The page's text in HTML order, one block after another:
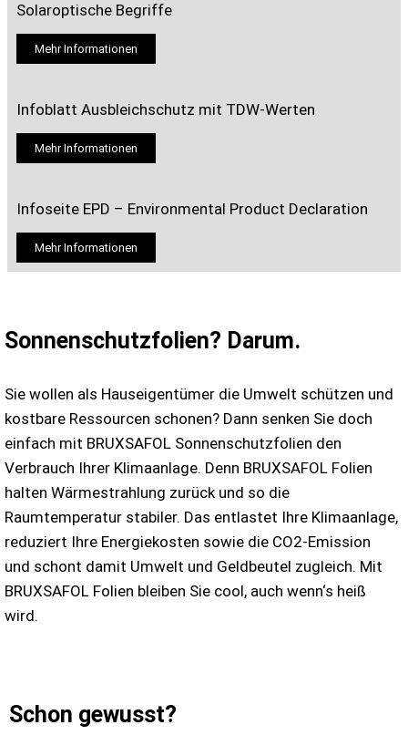
Solaroptische Begriffe
Mehr Informationen
Infoblatt Ausbleichschutz mit TDW-Werten
Mehr Informationen
Infoseite EPD – Environmental Product Declaration
Mehr Informationen
Sonnenschutzfolien? Darum.
Sie wollen als Hauseigentümer die Umwelt schützen und
kostbare Ressourcen schonen? Dann senken Sie doch
einfach mit BRUXSAFOL Sonnenschutzfolien den
Verbrauch Ihrer Klimaanlage. Denn BRUXSAFOL Folien
halten Wärmestrahlung zurück und so die
Raumtemperatur stabiler. Das entlastet Ihre Klimaanlage,
reduziert Ihre Energiekosten sowie die CO2-Emission
und schont damit Umwelt und Geldbeutel zugleich. Mit
BRUXSAFOL Folien bleiben Sie cool, auch wenn‘s heiß
wird.
Schon gewusst?